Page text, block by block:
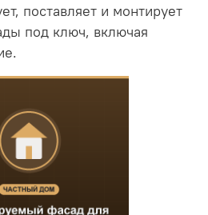
поставляет и монтирует
под ключ, включая